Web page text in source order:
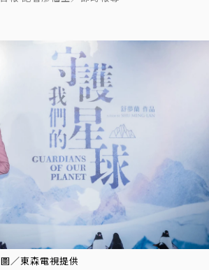
／東森電視提供